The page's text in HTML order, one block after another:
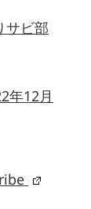
サビ部
年12月